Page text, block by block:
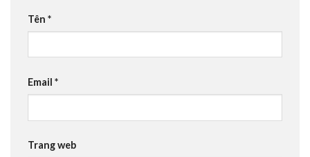
Tên *
Email *
Trang web